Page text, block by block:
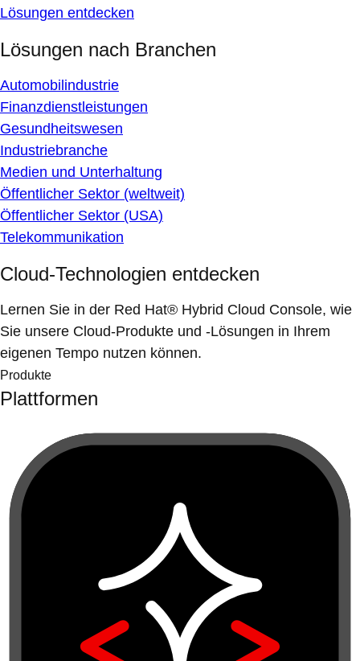
Lösungen entdecken
Lösungen nach Branchen
Automobilindustrie
Finanzdienstleistungen
Gesundheitswesen
Industriebranche
Medien und Unterhaltung
Öffentlicher Sektor (weltweit)
Öffentlicher Sektor (USA)
Telekommunikation
Cloud-Technologien entdecken
Lernen Sie in der Red Hat® Hybrid Cloud Console, wie
Sie unsere Cloud-Produkte und -Lösungen in Ihrem
eigenen Tempo nutzen können.
Produkte
Plattformen